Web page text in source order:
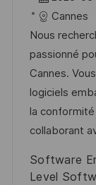
c
a
c
i
ó
n
e
c
h
a
d
e
p
b
Cannes
Nous
passionné
Cannes.
logiciels
la
collaborant
Software
Level